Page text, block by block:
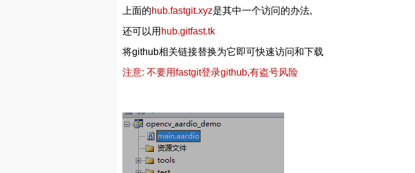
上面的hub.fastgit.xyz是其中一个访问的办法,
还可以用 hub.gitfast.tk
将github相关链接替换为它即可快速访问和下载
注意: 不要用fastgit登录github,有盗号风险